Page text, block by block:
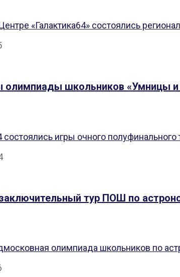
«Галактика64» состоялись
школьников «Умницы и
состоялись игры очного
тур ПОШ по
олимпиада школьников по